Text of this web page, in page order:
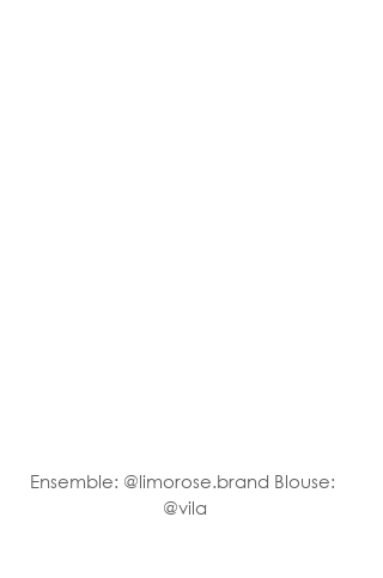
Ensemble: @limorose.brand Blouse:
@vila